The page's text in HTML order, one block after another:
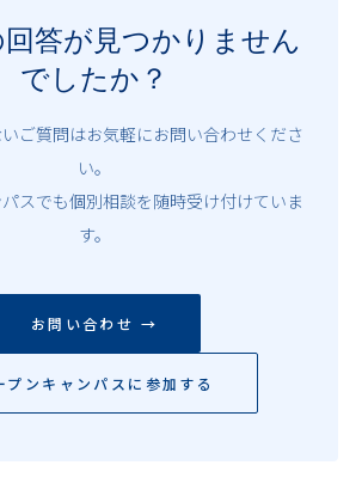
答が見つかりません
でしたか？
ご質問はお気軽にお問い合わせくださ
い。
スでも個別相談を随時受け付けていま
す。
お問い合わせ →
プンキャンパスに参加する